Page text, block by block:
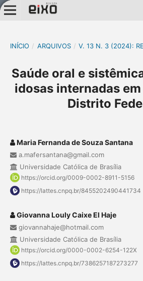
INÍCIO / ARQUIVOS / V. 13 N. 3 (2024):
Saúde oral e
idosas internadas
Distrito
Maria Fernanda de Souza Santana
a.mafersantana@gmail.com
Universidade Católica de Brasília
https://orcid.org/0009-0002-8911-5156
https://lattes.cnpq.br/8455202490441734
Giovanna Louly Caixe El Haje
giovannahaje@hotmail.com
Universidade Católica de Brasília
https://orcid.org/0000-0002-6254-122X
https://lattes.cnpq.br/7386257187273277